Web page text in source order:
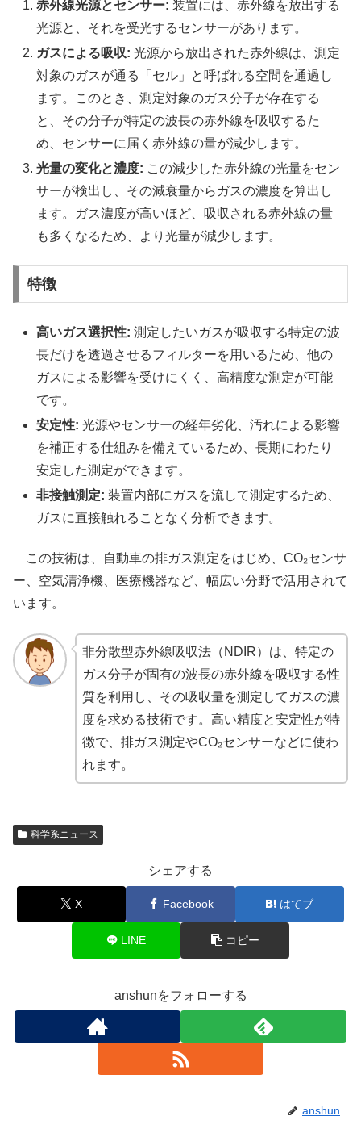
赤外線光源とセンサー: 装置には、赤外線を放出する
光源と、それを受光するセンサーがあります。
ガスによる吸収: 光源から放出された赤外線は、測定
対象のガスが通る「セル」と呼ばれる空間を通過し
ます。このとき、測定対象のガス分子が存在する
と、その分子が特定の波長の赤外線を吸収するた
め、センサーに届く赤外線の量が減少します。
光量の変化と濃度: この減少した赤外線の光量をセン
サーが検出し、その減衰量からガスの濃度を算出し
ます。ガス濃度が高いほど、吸収される赤外線の量
も多くなるため、より光量が減少します。
特徴
高いガス選択性: 測定したいガスが吸収する特定の波
長だけを透過させるフィルターを用いるため、他の
ガスによる影響を受けにくく、高精度な測定が可能
です。
安定性: 光源やセンサーの経年劣化、汚れによる影響
を補正する仕組みを備えているため、長期にわたり
安定した測定ができます。
非接触測定: 装置内部にガスを流して測定するため、
ガスに直接触れることなく分析できます。
この技術は、自動車の排ガス測定をはじめ、CO₂センサ
ー、空気清浄機、医療機器など、幅広い分野で活用されて
います。
非分散型赤外線吸収法（NDIR）は、特定の
ガス分子が固有の波長の赤外線を吸収する性
質を利用し、その吸収量を測定してガスの濃
度を求める技術です。高い精度と安定性が特
徴で、排ガス測定やCO₂センサーなどに使わ
れます。
科学系ニュース
シェアする
X Facebook はてブ
LINE コピー
anshunをフォローする
anshun